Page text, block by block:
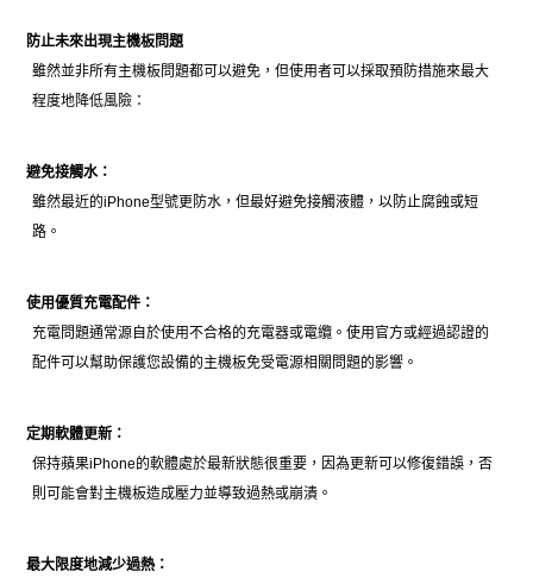
防止未來出現主機板問題
雖然並非所有主機板問題都可以避免，但使用者可以採取預防措施來最大
程度地降低風險：
避免接觸水：
雖然最近的iPhone型號更防水，但最好避免接觸液體，以防止腐蝕或短
路。
使用優質充電配件：
充電問題通常源自於使用不合格的充電器或電纜。使用官方或經過認證的
配件可以幫助保護您設備的主機板免受電源相關問題的影響。
定期軟體更新：
保持蘋果iPhone的軟體處於最新狀態很重要，因為更新可以修復錯誤，否
則可能會對主機板造成壓力並導致過熱或崩潰。
最大限度地減少過熱：